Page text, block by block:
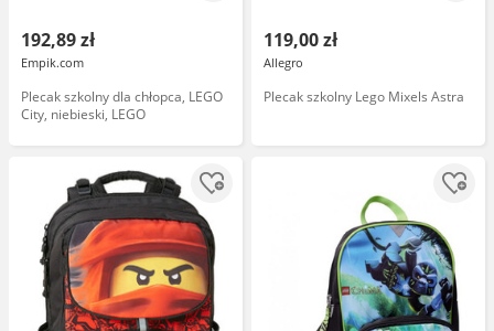
192,89 zł
Empik.com
Plecak szkolny dla chłopca, LEGO
City, niebieski, LEGO
119,00 zł
Allegro
Plecak szkolny Lego Mixels Astra